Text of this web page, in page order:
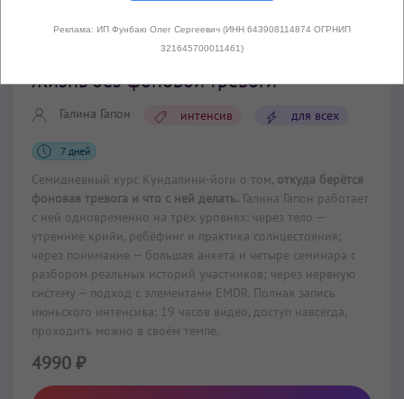
Интенсивы и марафоны
Жизнь без фоновой тревоги
Галина Гапон интенсив для всех
7 дней
Семидневный курс Кундалини-йоги о том, откуда берётся
фоновая тревога и что с ней делать. Галина Гапон работает
с ней одновременно на трёх уровнях: через тело —
утренние крийи, ребёфинг и практика солнцестояния;
через понимание — большая анкета и четыре семинара с
разбором реальных историй участников; через нервную
систему — подход с элементами EMDR. Полная запись
июньского интенсива: 19 часов видео, доступ навсегда,
проходить можно в своём темпе.
4990 ₽
Реклама: ИП Фунбаю Олег Сергеевич (ИНН 643908114874 ОГРНИП
321645700011461)